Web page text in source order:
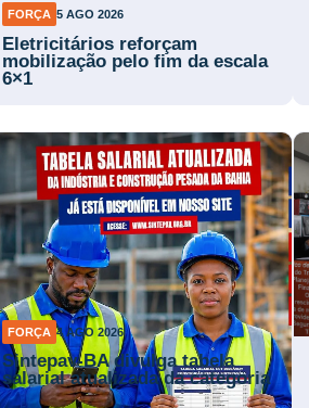
FORÇA 5 AGO 2026
Eletricitários reforçam
mobilização pelo fim da escala
6×1
FORÇA 4 AGO 2026
Sintepav-BA divulga tabela
salarial atualizada da categoria